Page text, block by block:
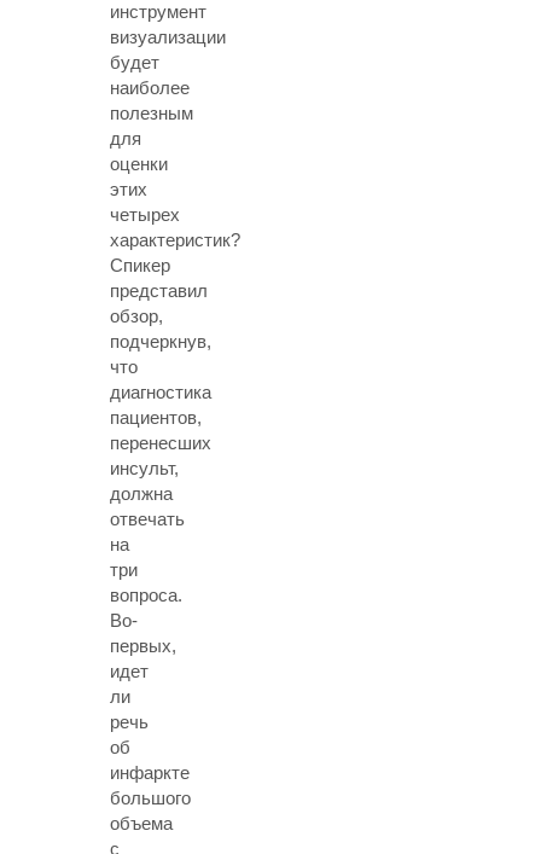
инструмент
визуализации
будет
наиболее
полезным
для
оценки
этих
четырех
характеристик?
Спикер
представил
обзор,
подчеркнув,
что
диагностика
пациентов,
перенесших
инсульт,
должна
отвечать
на
три
вопроса.
Во-
первых,
идет
ли
речь
об
инфаркте
большого
объема
с